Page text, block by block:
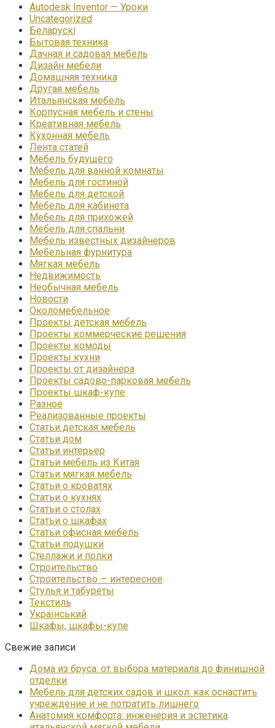
Autodesk Inventor — Уроки
Uncategorized
Беларускі
Бытовая техника
Дачная и садовая мебель
Дизайн мебели
Домашняя техника
Другая мебель
Итальянская мебель
Корпусная мебель и стены
Креативная мебель
Кухонная мебель
Лента статей
Мебель будущего
Мебель для ванной комнаты
Мебель для гостиной
Мебель для детской
Мебель для кабинета
Мебель для прихожей
Мебель для спальни
Мебель известных дизайнеров
Мебельная фурнитура
Мягкая мебель
Недвижимость
Необычная мебель
Новости
Околомебельное
Проекты детская мебель
Проекты коммерческие решения
Проекты комоды
Проекты кухни
Проекты от дизайнера
Проекты садово-парковая мебель
Проекты шкаф-купе
Разное
Реализованные проекты
Статьи детская мебель
Статьи дом
Статьи интерьер
Статьи мебель из Китая
Статьи мягкая мебель
Статьи о кроватях
Статьи о кухнях
Статьи о столах
Статьи о шкафах
Статьи офисная мебель
Статьи подушки
Стеллажи и полки
Строительство
Строительство — интересное
Стулья и табуреты
Текстиль
Український
Шкафы, шкафы-купе
Свежие записи
Дома из бруса: от выбора материала до финишной
отделки
Мебель для детских садов и школ: как оснастить
учреждение и не потратить лишнего
Анатомия комфорта: инженерия и эстетика